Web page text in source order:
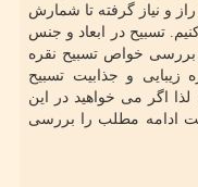
و نیاز گرفته تا شمارش
تسبیح در ابعاد و جنس
بررسی خواص تسبیح نقره
زیبایی و جذابیت تسبیح
اگر می خواهید در این
ادامه مطلب را بررسی